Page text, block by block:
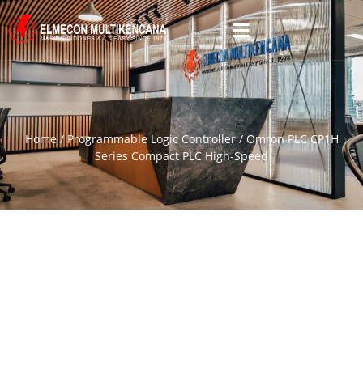
Home/Programmable Logic Controller/ Omron PLC CP1H
Series Compact PLC High-Speed